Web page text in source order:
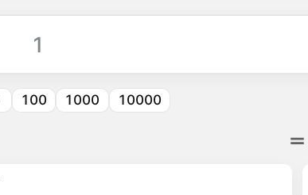
100 1000 10000